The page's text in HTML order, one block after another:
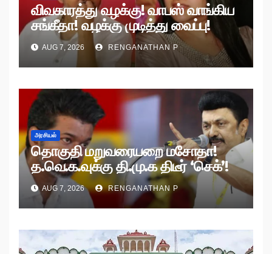
விவகாரத்து வழக்கு! வாபஸ் வாங்கிய
சங்கீதா! வழக்கு முடித்து வைப்பு!
AUG 7, 2026 RENGANATHAN P
அரசியல்
தொகுதி மறுவரையறை மசோதா!
த.வெ.க.வுக்கு தி.மு.க திடீர் ‘செக்’!
AUG 7, 2026 RENGANATHAN P